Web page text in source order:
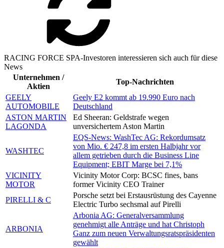
RACING FORCE SPA-Investoren interessieren sich auch für diese
News
Unternehmen /
Aktien
Top-Nachrichten
GEELY
AUTOMOBILE
Geely E2 kommt ab 19.990 Euro nach
Deutschland
ASTON MARTIN
LAGONDA
Ed Sheeran: Geldstrafe wegen
unversichertem Aston Martin
WASHTEC
EQS-News: WashTec AG: Rekordumsatz
von Mio. € 247,8 im ersten Halbjahr vor
allem getrieben durch die Business Line
Equipment; EBIT Marge bei 7,1%
VICINITY
MOTOR
Vicinity Motor Corp: BCSC fines, bans
former Vicinity CEO Trainer
PIRELLI & C
Porsche setzt bei Erstausrüstung des Cayenne
Electric Turbo sechsmal auf Pirelli
ARBONIA
Arbonia AG: Generalversammlung
genehmigt alle Anträge und hat Christoph
Ganz zum neuen Verwaltungsratspräsidenten
gewählt